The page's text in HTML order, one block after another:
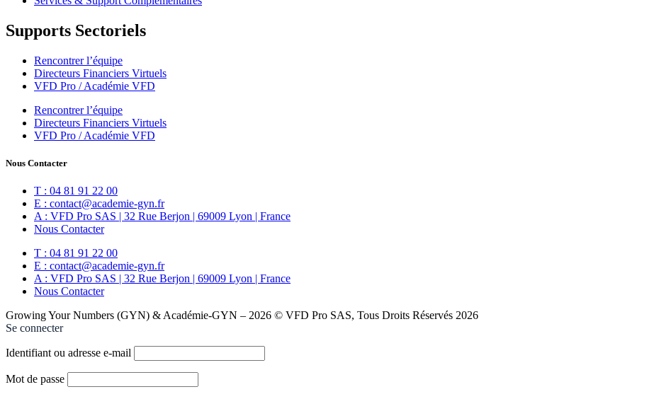
Supports Sectoriels
Rencontrer l’équipe
Directeurs Financiers Virtuels
VFD Pro / Académie VFD
Rencontrer l’équipe
Directeurs Financiers Virtuels
VFD Pro / Académie VFD
Nous Contacter
T : 04 81 91 22 00
E : contact@academie-gyn.fr
A : VFD Pro SAS | 32 Rue Berjon | 69009 Lyon | France
Nous Contacter
T : 04 81 91 22 00
E : contact@academie-gyn.fr
A : VFD Pro SAS | 32 Rue Berjon | 69009 Lyon | France
Nous Contacter
Growing Your Numbers (GYN) & Académie-GYN – 2026 © VFD Pro SAS, Tous Droits Réservés 2026
Se connecter
Identifiant ou adresse e-mail
Mot de passe